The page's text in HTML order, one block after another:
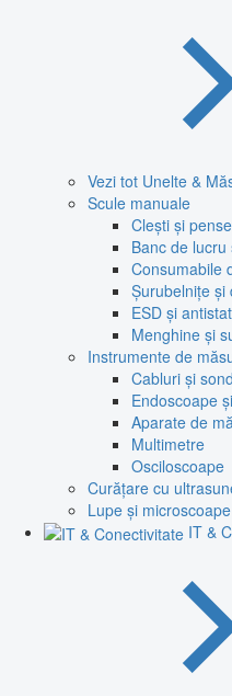
Vezi tot Unelte &
Scule manuale
Clești și
Banc de
Consumabile
Șurubelnițe și
ESD și
Menghine și
Instrumente de
Cabluri și
Endoscoape
Aparate de
Multimetre
Osciloscoape
Curățare cu
Lupe și microscoape
IT &